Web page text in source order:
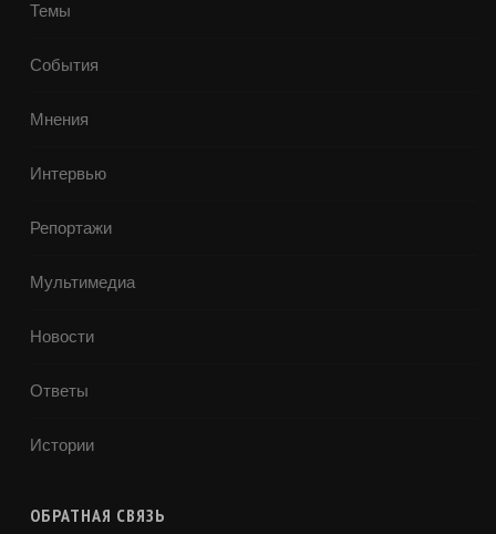
Темы
События
Мнения
Интервью
Репортажи
Мультимедиа
Новости
Ответы
Истории
ОБРАТНАЯ СВЯЗЬ